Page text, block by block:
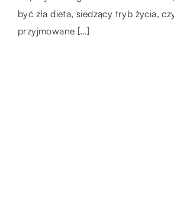
dzieci miały […]
być zła dieta, siedzący tryb życia,
przyjmowane […]
którym jeszcze dekadę temu mało
wierzył. Coraz […]